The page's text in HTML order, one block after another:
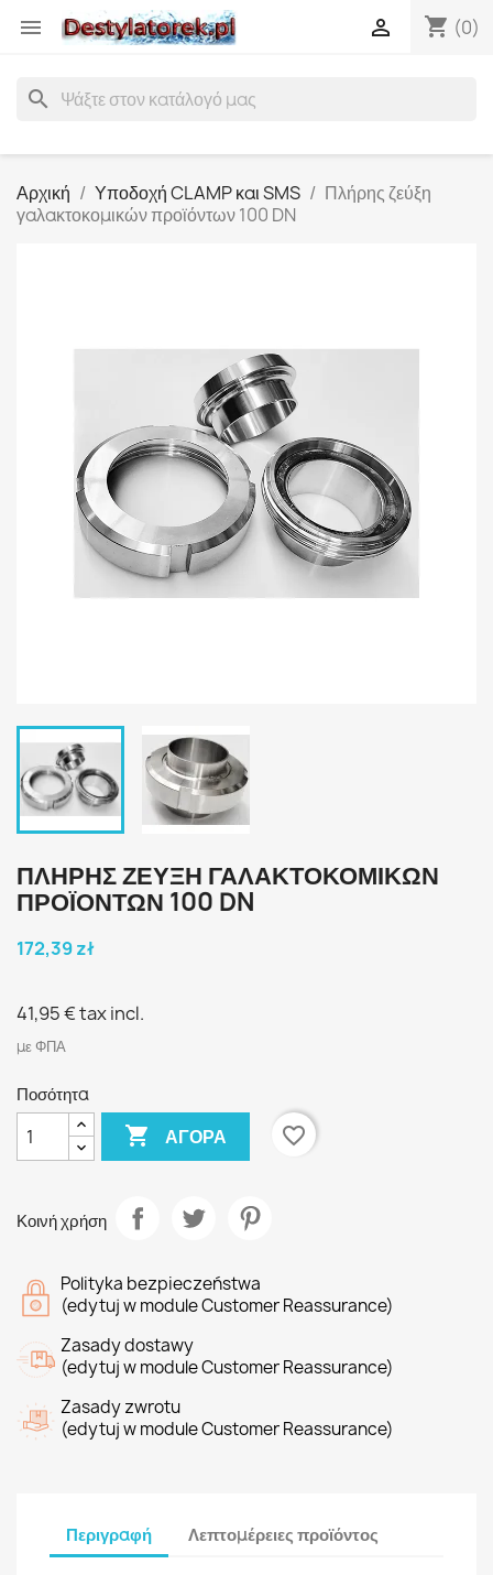
 shopping_cart (0)

search
Αρχική Υποδοχή CLAMP και SMS
Πλήρης ζεύξη
γαλακτοκομικών προϊόντων 100 DN
ΠΛΉΡΗΣ ΖΕΎΞΗ ΓΑΛΑΚΤΟΚΟΜΙΚΏΝ
ΠΡΟΪΌΝΤΩΝ 100 DN
172,39 zł
41,95 €tax incl.
με ΦΠΑ
Ποσότητα
 ΑΓΟΡΆ favorite_border
Κοινή χρήση
Polityka bezpieczeństwa
(edytuj w module Customer Reassurance)
Zasady dostawy
(edytuj w module Customer Reassurance)
Zasady zwrotu
(edytuj w module Customer Reassurance)
Περιγραφή Λεπτομέρειες προϊόντος